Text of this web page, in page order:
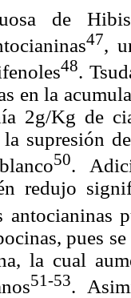
de
47,
48.
en la
2g/Kg de
la supresión
50.
redujo
antocianinas
pues
la cual
51-53.